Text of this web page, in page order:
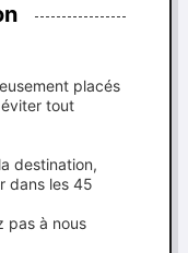
placés
tout
destination,
dans les 45
pas à nous